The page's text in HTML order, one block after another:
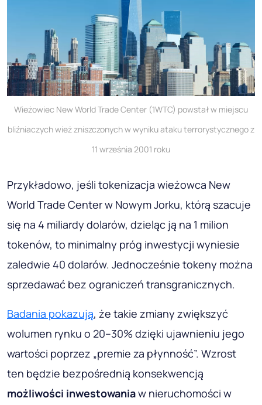
Wieżowiec New World Trade Center (1WTC) powstał w miejscu
bliźniaczych wież zniszczonych w wyniku ataku terrorystycznego z
11 września 2001 roku
Przykładowo, jeśli tokenizacja wieżowca New
World Trade Center w Nowym Jorku, którą szacuje
się na 4 miliardy dolarów, dzieląc ją na 1 milion
tokenów, to minimalny próg inwestycji wyniesie
zaledwie 40 dolarów. Jednocześnie tokeny można
sprzedawać bez ograniczeń transgranicznych.
Badania pokazują, że takie zmiany zwiększyć
wolumen rynku o 20–30% dzięki ujawnieniu jego
wartości poprzez „premie za płynność”. Wzrost
ten będzie bezpośrednią konsekwencją
możliwości inwestowaniaw nieruchomości w